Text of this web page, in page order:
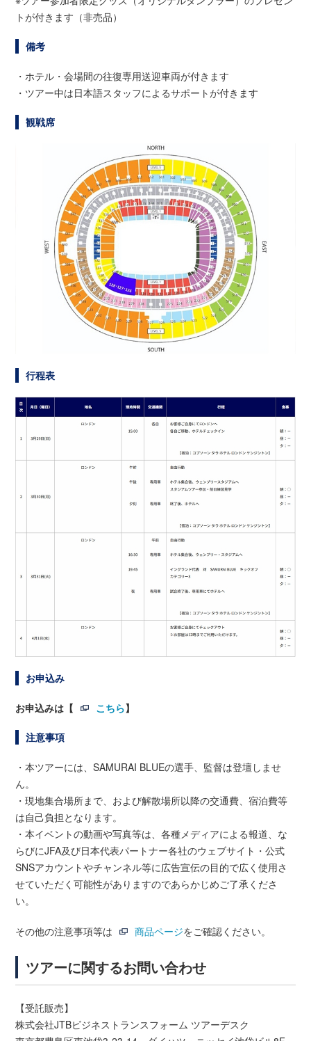
トが付きます（非売品）
備考
・ホテル・会場間の往復専用送迎車両が付きます
・ツアー中は日本語スタッフによるサポートが付きます
観戦席
行程表
お申込み
お申込みは【 こちら】
注意事項
・本ツアーには、SAMURAI BLUEの選手、監督は登壇しませ
ん。
・現地集合場所まで、および解散場所以降の交通費、宿泊費等
は自己負担となります。
・本イベントの動画や写真等は、各種メディアによる報道、な
らびにJFA及び日本代表パートナー各社のウェブサイト・公式
SNSアカウントやチャンネル等に広告宣伝の目的で広く使用さ
せていただく可能性がありますのであらかじめご了承くださ
い。
その他の注意事項等は 商品ページをご確認ください。
ツアーに関するお問い合わせ
【受託販売】
株式会社JTBビジネストランスフォーム ツアーデスク